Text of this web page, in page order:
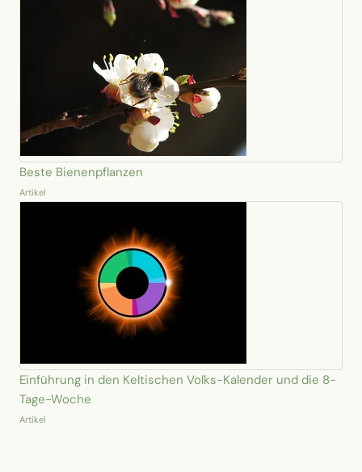
Beste Bienenpflanzen
Artikel
Einführung in den Keltischen Volks-Kalender und die 8-
Tage-Woche
Artikel